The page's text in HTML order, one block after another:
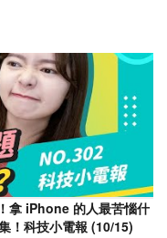
拿 iPhone 的人最苦惱什
！科技小電報 (10/15)